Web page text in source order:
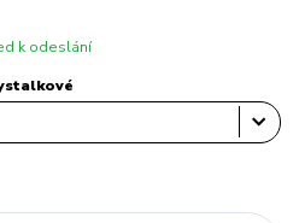
k odeslání